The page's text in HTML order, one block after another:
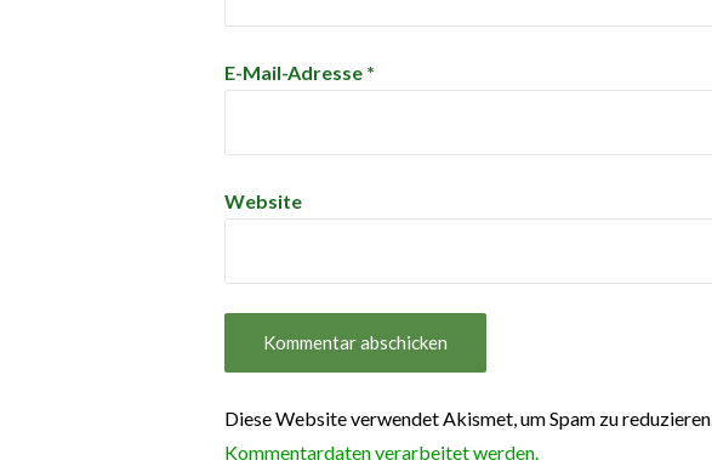
E-Mail-Adresse *
Website
Diese Website verwendet Akismet, um Spam zu reduzieren.
Kommentardaten verarbeitet werden.